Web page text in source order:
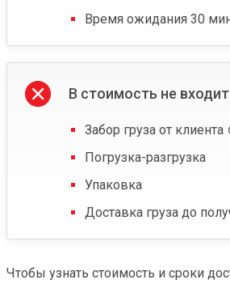
Время ожидания 30
В стоимость не входит
Забор груза от клиента
Погрузка-разгрузка
Упаковка
Доставка груза до
Чтобы узнать стоимость и сроки